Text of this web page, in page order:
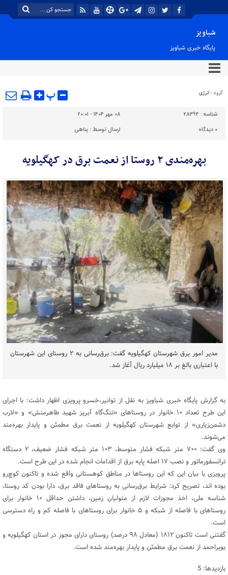
شباویز
پایگاه خبری شباویز
گروه : انرژی پ
شناسه : 28394
۰۸ مهر ۱۴۰۴ - ۲۰:۰۱
۰ دیدگاه ارسال توسط :پناهی
بهره‌مندی ۲ روستا از نعمت برق در کهگیلویه
مدیر امور برق شهرستان کهگیلویه گفت: برق‌رسانی به ۲ روستای این شهرستان
با اعتباری بالغ بر ۱۸ میلیارد ریال آغاز شد.
به گزارش پایگاه خبری شباویز به نقل از توانیر،خسرو پرویزی اظهار داشت: با اجرای
این طرح تعداد ۱۰ خانوار در روستاهای «تنگ‌گاه آبریز شهید طاهرمنش» و «لارب
دشمن‌زیاری» از توابع شهرستان کهگیلویه از نعمت برق مطمئن و پایدار بهره‌مند
می‌شوند.
وی گفت: ۷۰۰ متر شبکه فشار متوسط، ۱۰۳ متر شبکه فشار ضعیف، ۲ دستگاه
ترانسفورماتور و نصب ۱۷ اصله پایه برق از اقدامات انجام شده در این طرح است.
پرویزی با بیان این که این روستاها در مناطق کوهستانی واقع شده و تاکنون کوچ‌رو
بوده اند، تصریح کرد: شرایط برق‌رسانی به روستاهای فاقد برق، دارا بودن کد روستا،
شناسه ملی، اخذ مجوزات لازم از متولیان زمین، داشتن حداقل ۱۰ خانوار برای
روستاهای با فاصله از شبکه و ۵ خانوار برای روستاهای با فاصله کم و راه دسترسی
است.
گفتنی است تاکنون ۱۸۱۲ (معادل ۹۸ درصد) روستای دارای مجوز در استان کهگیلویه و
بویراحمد از نعمت برق مطمئن و پایدار بهره‌مند شده است.
بازدیدها: 5